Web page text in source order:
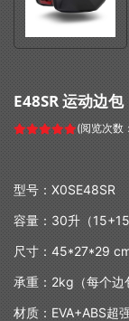
E48SR 运动边包
(阅览次数
型号：X0SE48SR
容量： 30升（15+15
尺寸： 45*27*29
承重： 2kg （每个边
材质： EVA+ABS超